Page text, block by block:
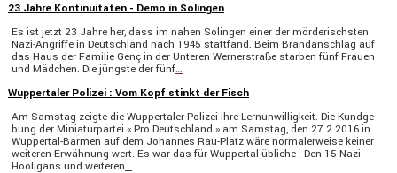
23 Jahre Kontinuitäten - Demo in Solingen
Es ist jetzt 23 Jahre her, dass im nahen Solingen einer der mörde­rischsten
Nazi-Angriffe in Deutsch­land nach 1945 statt­fand. Beim Brand­an­schlag auf
das Haus der Familie Genç in der Unteren Werner­straße starben fünf Frauen
und Mädchen. Die jüngste der fünf…
Wuppertaler Polizei : Vom Kopf stinkt der Fisch
Am Samstag zeigte die Wupper­taler Polizei ihre Lernun­wil­lig­keit. Die Kundge­
bung der Minia­tur­partei « Pro Deutsch­land » am Samstag, den 27.2.2016 in
Wuppertal-Barmen auf dem Johannes Rau-Platz wäre norma­ler­weise keiner
weiteren Erwäh­nung wert. Es war das für Wuppertal übliche : Den 15 Nazi-
Hooli­gans und weiteren…